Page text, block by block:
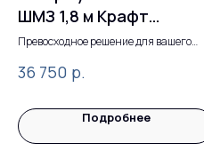
ШМЗ 1,8 м Крафт
золотой": Современный
Функциональность
Превосходное решение для вашего
36 750 р.
Подробнее